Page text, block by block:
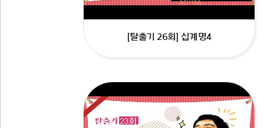
[탈출기 26회] 십계명4